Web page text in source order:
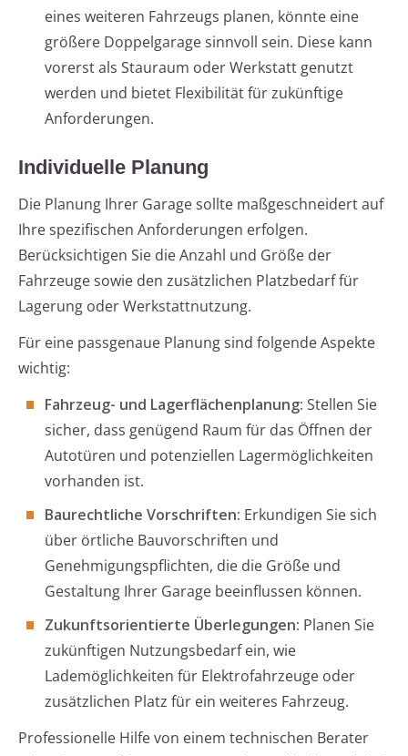
eines weiteren Fahrzeugs planen, könnte eine
größere Doppelgarage sinnvoll sein. Diese kann
vorerst als Stauraum oder Werkstatt genutzt
werden und bietet Flexibilität für zukünftige
Anforderungen.
Individuelle Planung
Die Planung Ihrer Garage sollte maßgeschneidert auf
Ihre spezifischen Anforderungen erfolgen.
Berücksichtigen Sie die Anzahl und Größe der
Fahrzeuge sowie den zusätzlichen Platzbedarf für
Lagerung oder Werkstattnutzung.
Für eine passgenaue Planung sind folgende Aspekte
wichtig:
Fahrzeug- und Lagerflächenplanung: Stellen Sie
sicher, dass genügend Raum für das Öffnen der
Autotüren und potenziellen Lagermöglichkeiten
vorhanden ist.
Baurechtliche Vorschriften: Erkundigen Sie sich
über örtliche Bauvorschriften und
Genehmigungspflichten, die die Größe und
Gestaltung Ihrer Garage beeinflussen können.
Zukunftsorientierte Überlegungen: Planen Sie
zukünftigen Nutzungsbedarf ein, wie
Lademöglichkeiten für Elektrofahrzeuge oder
zusätzlichen Platz für ein weiteres Fahrzeug.
Professionelle Hilfe von einem technischen Berater